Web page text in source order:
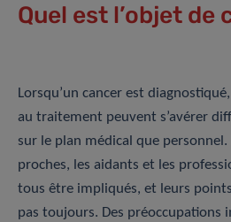
Quel est l’objet de
Lorsqu’un cancer est
au traitement peuvent s’avérer
sur le plan médical que personnel.
proches, les aidants et les
tous être impliqués, et leurs
pas toujours. Des préoccupations